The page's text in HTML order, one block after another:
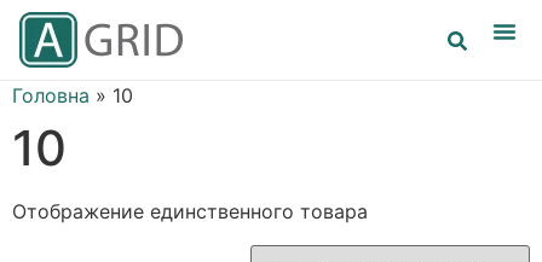
Головна » 10
10
Отображение единственного товара